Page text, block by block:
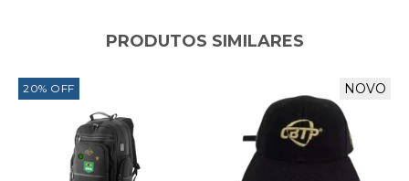
PRODUTOS SIMILARES
20% OFF NOVO